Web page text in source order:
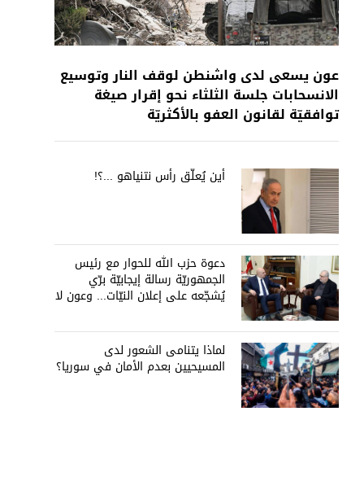
عون يسعى لدى واشنطن لوقف النار وتوسيع
الانسحابات جلسة الثلثاء نحو إقرار صيغة
توافقيّة لقانون العفو بالأكثريّة
أين يُعلّق رأس نتنياهو ...؟!
دعوة حزب الله للحوار مع رئيس
الجمهوريّة رسالة إيجابيّة برّي
يُشجّعه على إعلان النيّات... وعون لا
لماذا يتنامى الشعور لدى
المسيحيين بعدم الأمان في سوريا؟